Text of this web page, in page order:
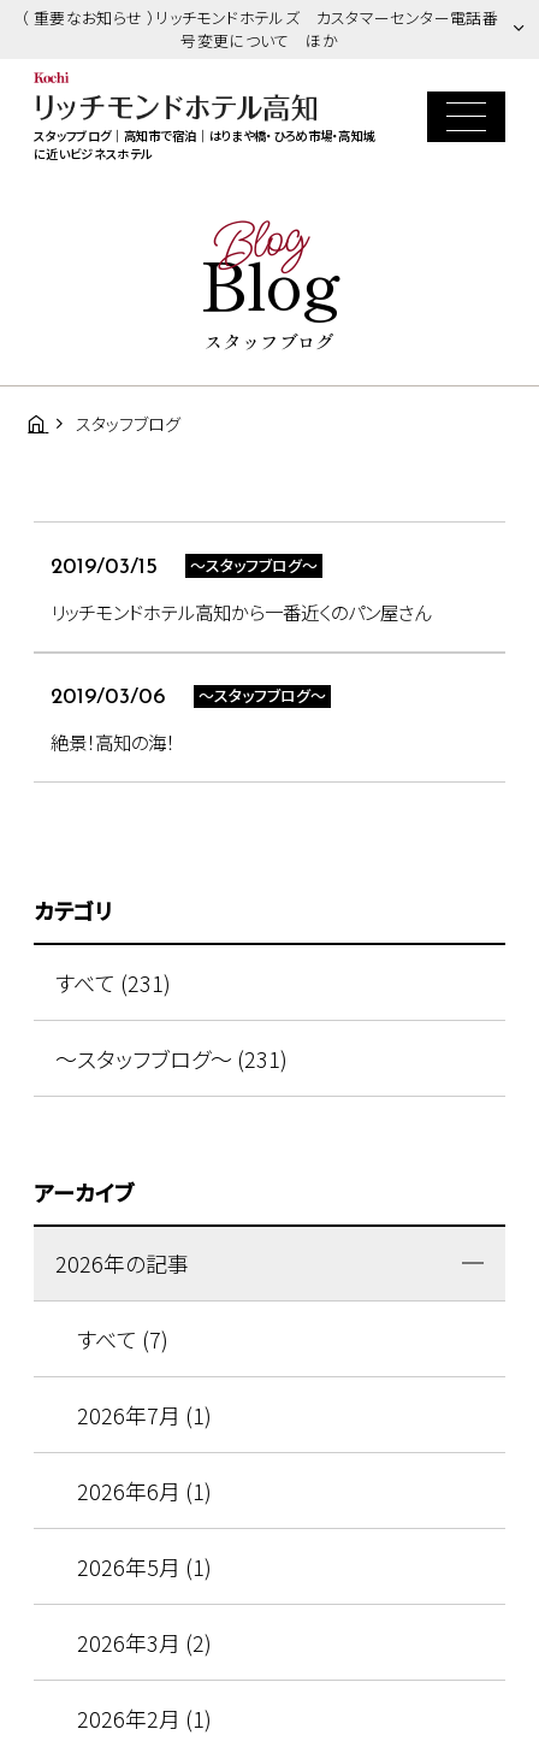
（ 重要なお知らせ ）リッチモンドホテルズ カスタマーセンター電話番
号変更について ほか
スタッフブログ｜高知市で宿泊｜はりまや橋・ひろめ市場・高知城
に近いビジネスホテル
Blog
Blog
スタッフブログ
スタッフブログ
2019/03/15 ～スタッフブログ～
リッチモンドホテル高知から一番近くのパン屋さん
2019/03/06 ～スタッフブログ～
絶景！高知の海！
カテゴリ
すべて (231)
～スタッフブログ～ (231)
アーカイブ
2026年の記事
すべて (7)
2026年7月 (1)
2026年6月 (1)
2026年5月 (1)
2026年3月 (2)
2026年2月 (1)